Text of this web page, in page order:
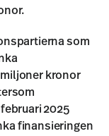
som
kronor
2025
finansieringen